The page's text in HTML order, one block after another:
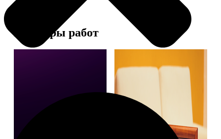
Примеры работ